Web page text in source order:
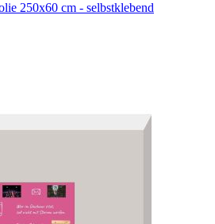
250x60 cm - selbstklebend